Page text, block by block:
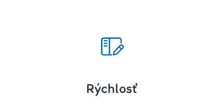
Rýchlosť